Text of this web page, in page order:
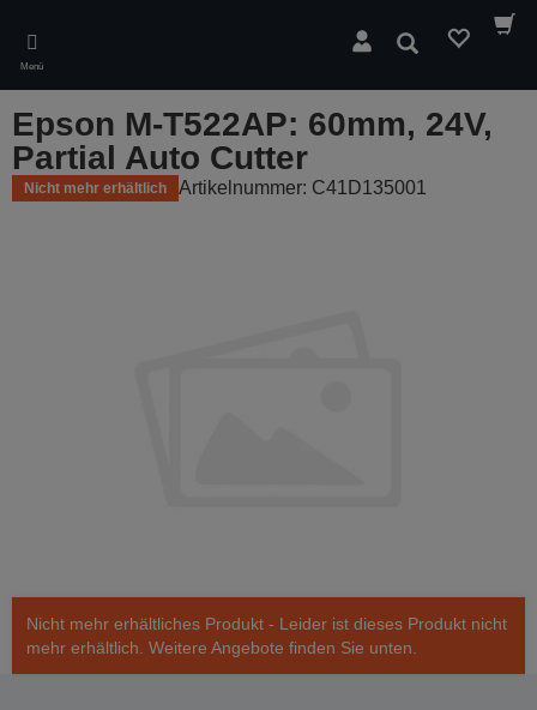
main
content
Menü
Suchen
Epson M-T522AP: 60mm, 24V,
Partial Auto Cutter
Nicht mehr erhältlich Artikelnummer: C41D135001
Nicht mehr erhältliches Produkt - Leider ist dieses Produkt nicht
mehr erhältlich. Weitere Angebote finden Sie unten.